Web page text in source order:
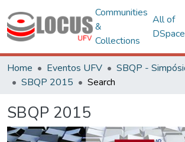
Communities
&
Collections
All of
DSpace
Home Eventos UFV
SBQP 2015
Search
SBQP 2015